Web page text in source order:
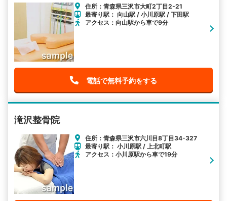
住所：青森県三沢市大町2丁目2-21
最寄り駅： 向山駅 / 小川原駅 / 下田駅
アクセス：向山駅から車で9分
電話で無料予約をする
滝沢整骨院
住所：青森県三沢市六川目8丁目34-327
最寄り駅： 小川原駅 / 上北町駅
アクセス：小川原駅から車で19分